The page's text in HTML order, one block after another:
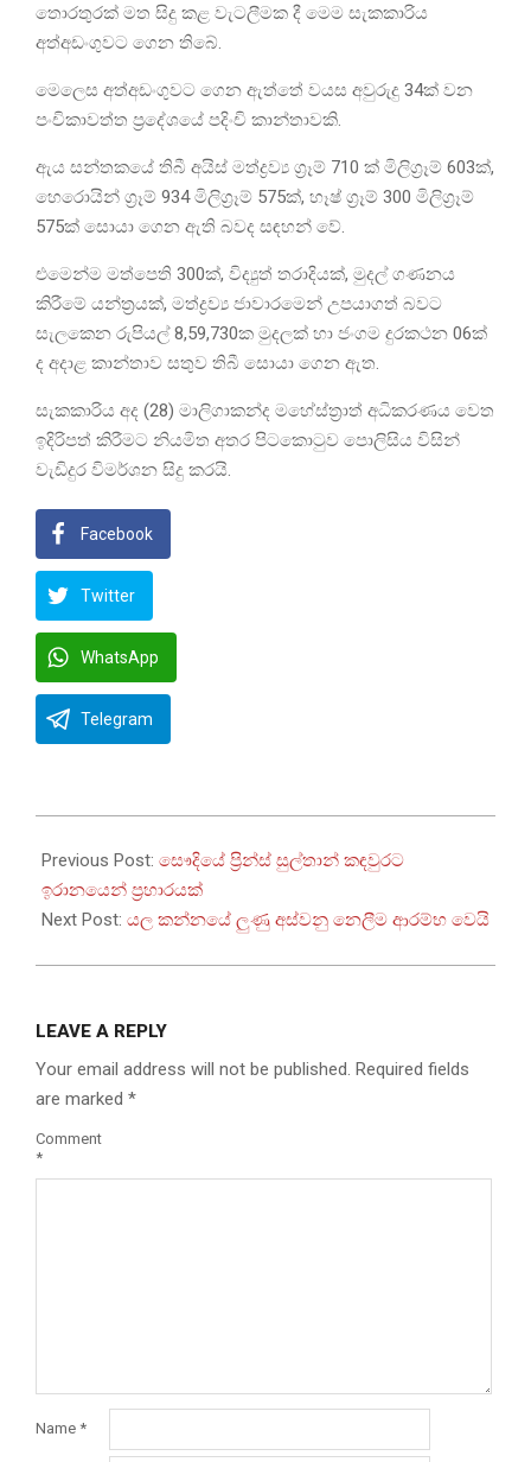
තොරතුරක් මත සිදු කළ වැටලීමක දී මෙම සැකකාරිය
අත්අඩංගුවට ගෙන තිබේ.
මෙලෙස අත්අඩංගුවට ගෙන ඇත්තේ වයස අවුරුදු 34ක් වන
පංචිකාවත්ත ප්‍රදේශයේ පදිංචි කාන්තාවකි.
ඇය සන්තකයේ තිබී අයිස් මත්ද්‍රව්‍ය ග්‍රෑම් 710 ක් මිලිග්‍රෑම් 603ක්,
හෙරොයින් ග්‍රෑම් 934 මිලිග්‍රෑම් 575ක්, හෑෂ් ග්‍රෑම් 300 මිලිග්‍රෑම්
575ක් සොයා ගෙන ඇති බවද සඳහන් වේ.
එමෙන්ම මත්පෙති 300ක්, විද්‍යුත් තරාදියක්, මුදල් ගණනය
කිරීමේ යන්ත්‍රයක්, මත්ද්‍රව්‍ය ජාවාරමෙන් උපයාගත් බවට
සැලකෙන රුපියල් 8,59,730ක මුදලක් හා ජංගම දුරකථන 06ක්
ද අදාළ කාන්තාව සතුව තිබී සොයා ගෙන ඇත.
සැකකාරිය අද (28) මාලිගාකන්ද මහේස්ත්‍රාත් අධිකරණය වෙත
ඉදිරිපත් කිරීමට නියමිත අතර පිටකොටුව පොලිසිය විසින්
වැඩිදුර විමර්ශන සිදු කරයි.
Facebook
Twitter
WhatsApp
Telegram
03-
28
Previous Post: සෞදියේ ප්‍රින්ස් සුල්තාන් කඳවුරට
ඉරානයෙන් ප්‍රහාරයක්
Next Post: යල කන්නයේ ලුණු අස්වනු නෙලීම ආරම්භ වෙයි
LEAVE A REPLY
Your email address will not be published. Required fields
are marked *
Comment
*
Name *